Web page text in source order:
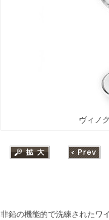
ヴィノ
非鉛の機能的で洗練されたワ